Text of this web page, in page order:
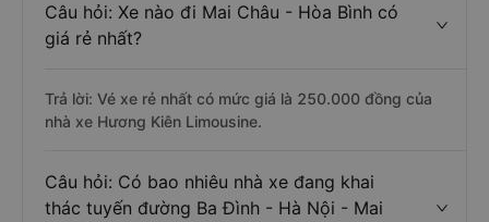
Câu hỏi: Xe nào đi Mai Châu - Hòa Bình có
giá rẻ nhất?
Trả lời: Vé xe rẻ nhất có mức giá là 250.000 đồng của
nhà xe Hương Kiên Limousine.
Câu hỏi: Có bao nhiêu nhà xe đang khai
thác tuyến đường Ba Đình - Hà Nội - Mai